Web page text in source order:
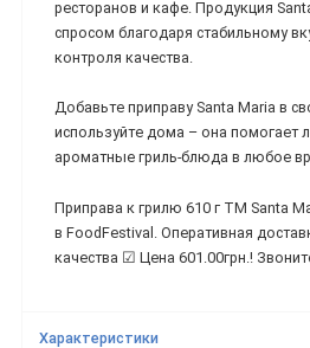
ресторанов и кафе. Продукция
спросом благодаря стабильному
контроля качества.
Добавьте приправу Santa Maria в
используйте дома – она помогает
ароматные гриль-блюда в любое
Приправа к грилю 610 г ТМ Santa
в FoodFestival. Оперативная
качества ☑ Цена 601.00грн.!
Характеристики